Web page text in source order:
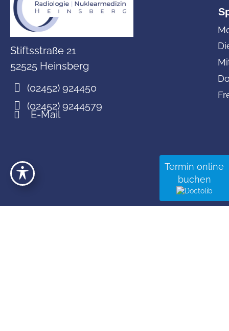
Stiftsstraße 21
52525 Heinsberg
(02452) 924450
(02452) 9244579
E-Mail
Termin online
buchen